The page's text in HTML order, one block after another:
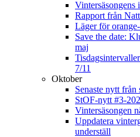
Vintersäsongens
Rapport från
Läger för
Save the date:
maj
7/11
Oktober
Senaste nytt
StOF-nytt #3-
Vintersäsongen
Uppdatera
underställ